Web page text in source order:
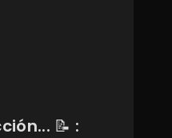
📝 :